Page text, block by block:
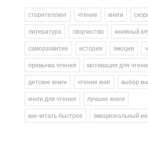
сторителлинг чтение книги
литература
творчество
книжный
саморазвитие
история эмоции
привычка чтения
мотивация для
детские книги
чтение книг
выбор
книги для чтения
лучшие книги
как читать быстрее
эмоциональный